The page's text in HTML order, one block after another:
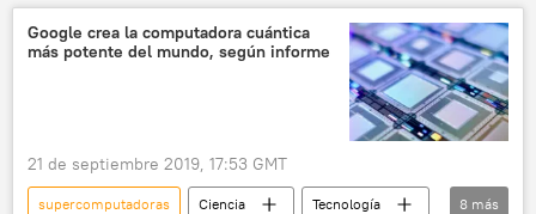
computadoras
física cuántica
comunicación cuántica
Google
IBM
Google crea la computadora cuántica
más potente del mundo, según informe
21 de septiembre 2019, 17:53 GMT
supercomputadoras Ciencia
Tecnología
8 más